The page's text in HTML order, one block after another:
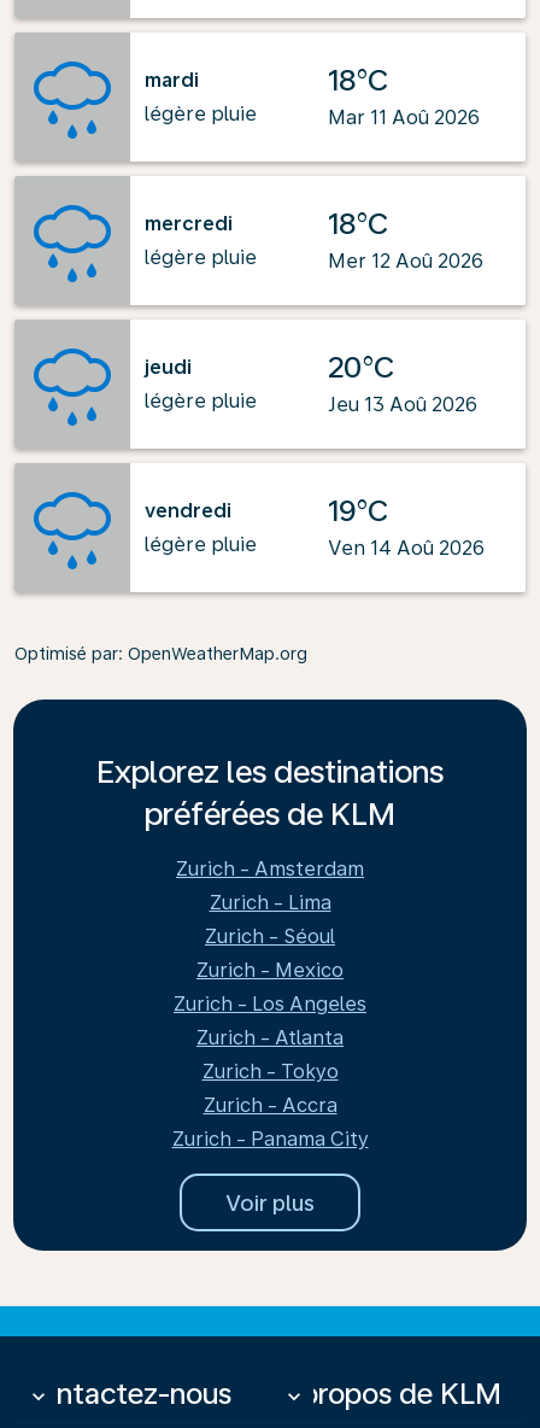
mardi
légère pluie
18°C
Mar 11 Aoû 2026
mercredi
légère pluie
18°C
Mer 12 Aoû 2026
jeudi
légère pluie
20°C
Jeu 13 Aoû 2026
vendredi
légère pluie
19°C
Ven 14 Aoû 2026
Optimisé par: OpenWeatherMap.org
Explorez les destinations
préférées de KLM
Zurich - Amsterdam
Zurich - Lima
Zurich - Séoul
Zurich - Mexico
Zurich - Los Angeles
Zurich - Atlanta
Zurich - Tokyo
Zurich - Accra
Zurich - Panama City
Voir plus
Contactez-nous
keyboard_arrow_down À propos de KLM
keyboard_arrow_down